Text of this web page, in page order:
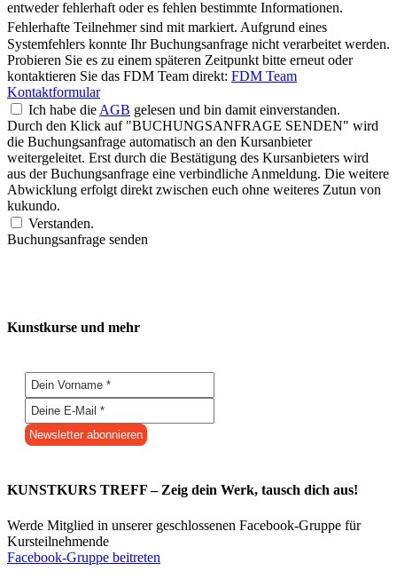
entweder fehlerhaft oder es fehlen bestimmte Informationen.
Fehlerhafte Teilnehmer sind mit markiert. Aufgrund eines
Systemfehlers konnte Ihr Buchungsanfrage nicht verarbeitet werden.
Probieren Sie es zu einem späteren Zeitpunkt bitte erneut oder
kontaktieren Sie das FDM Team direkt: FDM Team
Kontaktformular
Ich habe die AGB gelesen und bin damit einverstanden.
Durch den Klick auf "BUCHUNGSANFRAGE SENDEN" wird
die Buchungsanfrage automatisch an den Kursanbieter
weitergeleitet. Erst durch die Bestätigung des Kursanbieters wird
aus der Buchungsanfrage eine verbindliche Anmeldung. Die weitere
Abwicklung erfolgt direkt zwischen euch ohne weiteres Zutun von
kukundo.
Verstanden.
Buchungsanfrage senden
Kunstkurse und mehr
KUNSTKURS TREFF – Zeig dein Werk, tausch dich aus!
Werde Mitglied in unserer geschlossenen Facebook-Gruppe für
Kursteilnehmende
Facebook-Gruppe beitreten